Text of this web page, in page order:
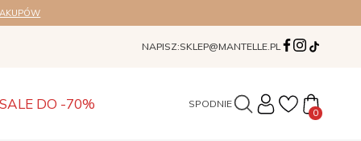
NAPISZ:SKLEP@MANTELLE.PL
SALE DO -70% SUKIENKI
0